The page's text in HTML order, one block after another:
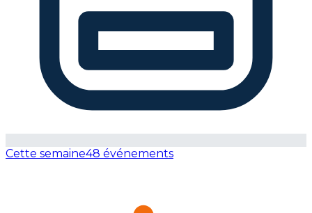
Cette semaine48 événements